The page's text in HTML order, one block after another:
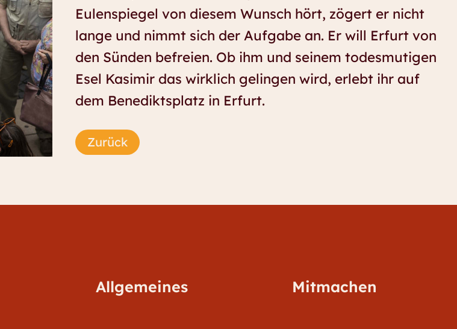
Eulenspiegel von diesem Wunsch hört, zögert er nicht
lange und nimmt sich der Aufgabe an. Er will Erfurt von
den Sünden befreien. Ob ihm und seinem todesmutigen
Esel Kasimir das wirklich gelingen wird, erlebt ihr auf
dem Benediktsplatz in Erfurt.
Zurück
Allgemeines Mitmachen